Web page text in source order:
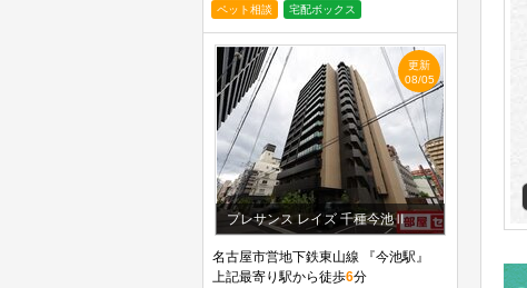
ペット相談 宅配ボックス
更新
08/05
プレサンス レイズ 千種今池Ⅱ
名古屋市営地下鉄東山線 『今池駅』
上記最寄り駅から徒歩6分